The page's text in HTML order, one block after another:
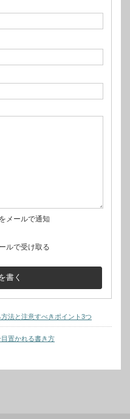
メールで通知
ルで受け取る
法と注意すべきポイント3つ
目置かれる書き方